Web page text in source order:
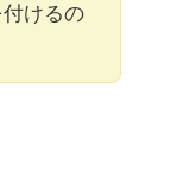
付けるの